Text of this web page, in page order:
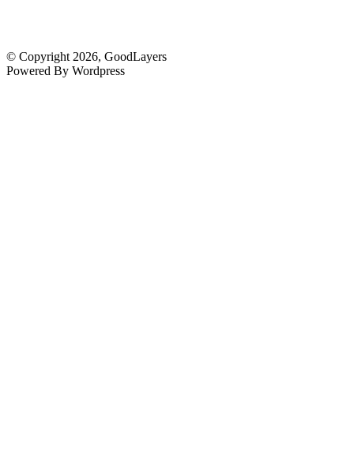
© Copyright 2026, GoodLayers
Powered By Wordpress